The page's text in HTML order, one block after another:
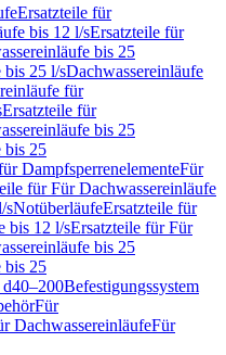
Ersatzteile für
bis 12 l/sErsatzteile für
bis 25
bis 25 l/sDachwassereinläufe
für
Ersatzteile für
bis 25
bis 25
DampfsperrenelementeFür
für Für Dachwassereinläufe
sNotüberläufeErsatzteile für
bis 12 l/sErsatzteile für Für
bis 25
bis 25
d40–200Befestigungssystem
Für
DachwassereinläufeFür